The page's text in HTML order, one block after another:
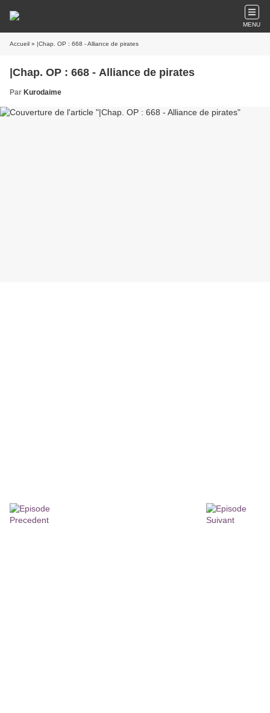
MENU
Accueil » |Chap. OP : 668 - Alliance de pirates
|Chap. OP : 668 - Alliance de pirates
Par Kurodaime